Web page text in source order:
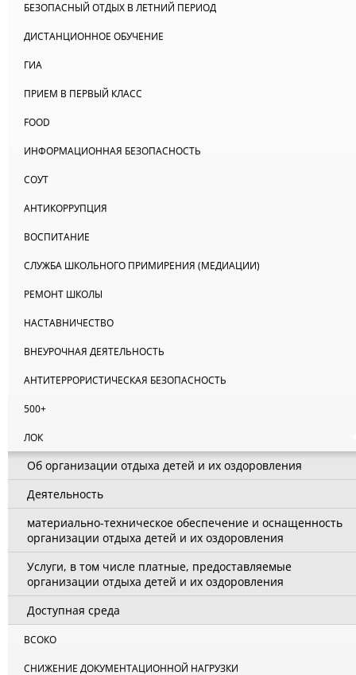
БЕЗОПАСНЫЙ ОТДЫХ В ЛЕТНИЙ ПЕРИОД
ДИСТАНЦИОННОЕ ОБУЧЕНИЕ
ГИА
ПРИЕМ В ПЕРВЫЙ КЛАСС
FOOD
ИНФОРМАЦИОННАЯ БЕЗОПАСНОСТЬ
СОУТ
АНТИКОРРУПЦИЯ
ВОСПИТАНИЕ
СЛУЖБА ШКОЛЬНОГО ПРИМИРЕНИЯ (МЕДИАЦИИ)
РЕМОНТ ШКОЛЫ
НАСТАВНИЧЕСТВО
ВНЕУРОЧНАЯ ДЕЯТЕЛЬНОСТЬ
АНТИТЕРРОРИСТИЧЕСКАЯ БЕЗОПАСНОСТЬ
500+
ЛОК
Об организации отдыха детей и их оздоровления
Деятельность
материально-техническое обеспечение и оснащенность
организации отдыха детей и их оздоровления
Услуги, в том числе платные, предоставляемые
организации отдыха детей и их оздоровления
Доступная среда
ВСОКО
СНИЖЕНИЕ ДОКУМЕНТАЦИОННОЙ НАГРУЗКИ